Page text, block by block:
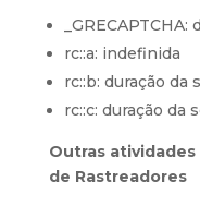
rc::a: indefinida
rc::b: duração da
rc::c: duração da
Outras
de Rastreadores